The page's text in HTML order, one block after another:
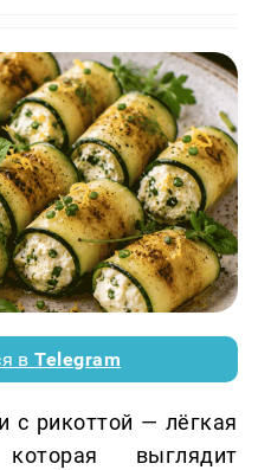
вTelegram
с рикоттой — лёгкая
выглядит